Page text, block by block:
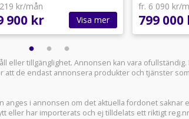
kr/mån
900 kr Visa mer
fr. 6 090 kr/
799 000
eller tillgänglighet. Annonsen kan vara
att de endast annonsera produkter och tjänster
anges i annonsen om det aktuella fordonet saknar
eller har importerats och ej tilldelats ett riktigt